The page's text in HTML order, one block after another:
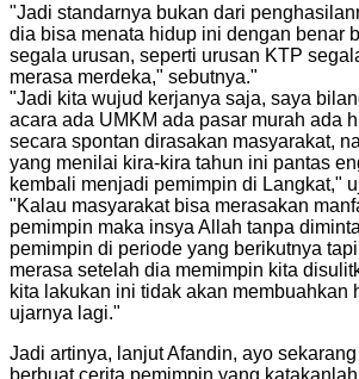
"Jadi standarnya bukan dari
dia bisa menata hidup ini dengan benar
segala urusan, seperti urusan KTP
merasa merdeka," sebutnya."
"Jadi kita wujud kerjanya saja, saya
acara ada UMKM ada pasar murah ada
secara spontan dirasakan masyarakat,
yang menilai kira-kira tahun ini pantas
kembali menjadi pemimpin di Langkat,"
"Kalau masyarakat bisa merasakan
pemimpin maka insya Allah tanpa
pemimpin di periode yang berikutnya
merasa setelah dia memimpin kita
kita lakukan ini tidak akan membuahkan
ujarnya lagi."
Jadi artinya, lanjut Afandin, ayo
berbuat cerita pemimpin yang